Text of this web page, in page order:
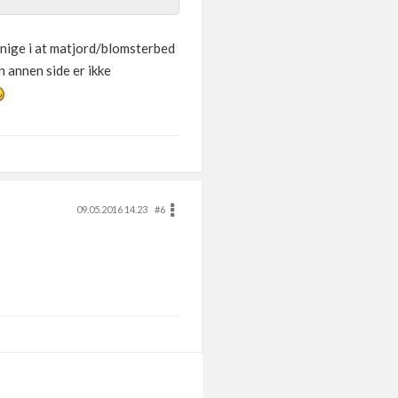
i at matjord/blomsterbed
annen side er ikke
09.05.2016 14.23 #6